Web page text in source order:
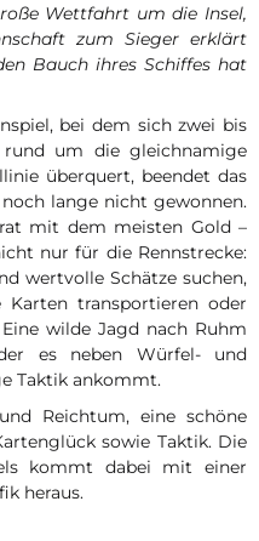
Wettfahrt um die Insel,
zum Sieger erklärt
Bauch ihres Schiffes hat
bei dem sich zwei bis
um die gleichnamige
überquert, beendet das
lange nicht gewonnen.
mit dem meisten Gold –
nur für die Rennstrecke:
wertvolle Schätze suchen,
Karten transportieren oder
wilde Jagd nach Ruhm
es neben Würfel- und
Taktik ankommt.
Reichtum, eine schöne
sowie Taktik. Die
kommt dabei mit einer
heraus.